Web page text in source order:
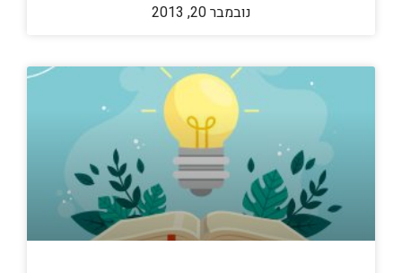
נובמבר 20, 2013